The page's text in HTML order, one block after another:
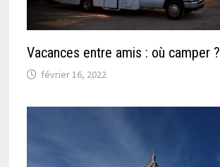
Vacances entre amis : où camper ?
février 16, 2022